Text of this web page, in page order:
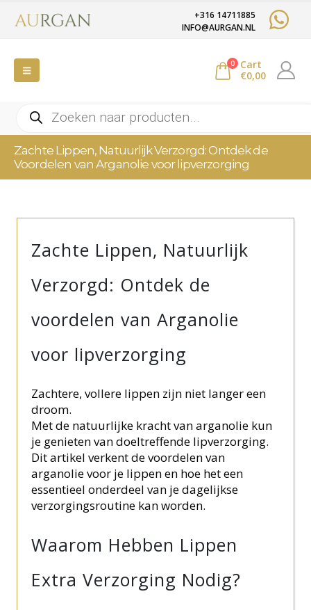
+316 14711885
INFO@AURGAN.NL
0
Cart
€0,00
Producten
zoeken
Zachte Lippen, Natuurlijk Verzorgd: Ontdek de
Voordelen van Arganolie voor lipverzorging
Zachte Lippen, Natuurlijk
Verzorgd: Ontdek de
voordelen van Arganolie
voor lipverzorging
Zachtere, vollere lippen zijn niet langer een
droom.
Met de natuurlijke kracht van arganolie kun
je genieten van doeltreffende lipverzorging.
Dit artikel verkent de voordelen van
arganolie voor je lippen en hoe het een
essentieel onderdeel van je dagelijkse
verzorgingsroutine kan worden.
Waarom Hebben Lippen
Extra Verzorging Nodig?